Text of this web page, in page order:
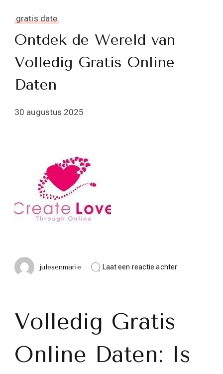
gratis date
Ontdek de Wereld van
Volledig Gratis Online
Daten
30 augustus 2025
julesenmarie Laat een reactie achterop
Volledig Gratis
Online Daten: Is